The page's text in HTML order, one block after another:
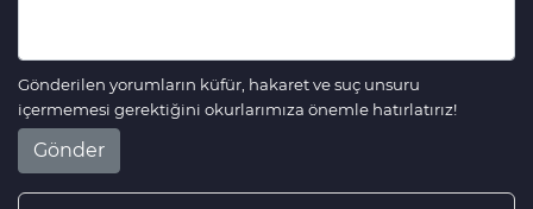
Gönderilen yorumların küfür, hakaret ve suç unsuru
içermemesi gerektiğini okurlarımıza önemle hatırlatırız!
Gönder